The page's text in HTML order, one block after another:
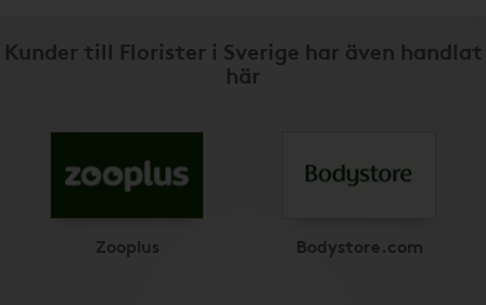
Kunder till Florister i Sverige har även handlat
här
Zooplus Bodystore.com